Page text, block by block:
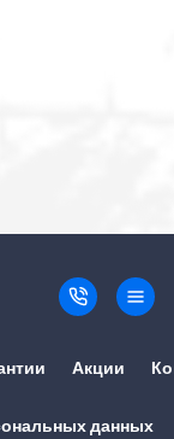
Акции
данных